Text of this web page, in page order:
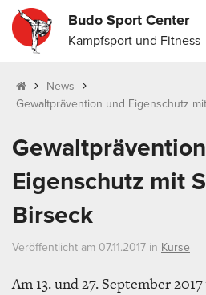
Budo Sport Center
Kampfsport und Fitness
News
Gewaltprävention und Eigenschutz
Eigenschutz mit
Birseck
Veröffentlicht am 07.11.2017 in Kurse
Am 13. und 27. September